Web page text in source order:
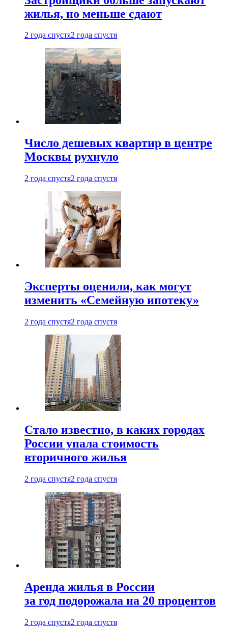
жилья, но меньше сдают
2 года спустя2 года спустя
Число дешевых квартир в центре
Москвы рухнуло
2 года спустя2 года спустя
Эксперты оценили, как могут
изменить «Семейную ипотеку»
2 года спустя2 года спустя
Стало известно, в каких городах
России упала стоимость
вторичного жилья
2 года спустя2 года спустя
Аренда жилья в России
за год подорожала на 20 процентов
2 года спустя2 года спустя